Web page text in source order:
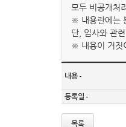
모두 비공개처
※ 내용란에는
단, 입사와 관
※ 내용이 거짓
내용 -
등록일 -
목록